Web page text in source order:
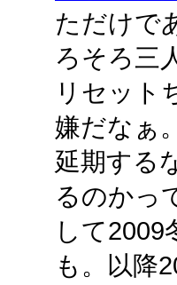
ただけで
ろそろ三
リセット
嫌だなぁ。
延期する
るのかっ
して
も。以降